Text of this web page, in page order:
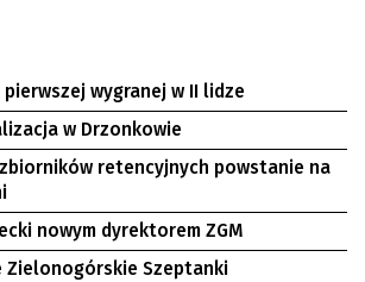
wygranej w II lidze
w Drzonkowie
retencyjnych powstanie na
nowym dyrektorem ZGM
Zielonogórskie Szeptanki